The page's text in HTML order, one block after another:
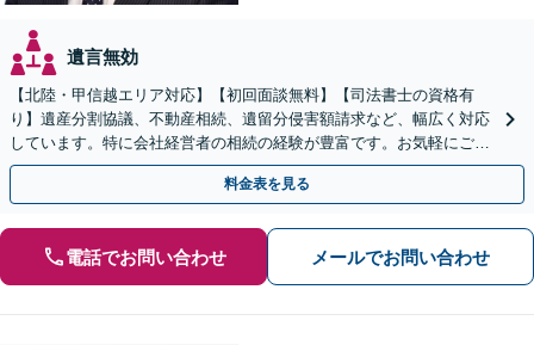
遺言無効
【北陸・甲信越エリア対応】【初回面談無料】【司法書士の資格有
り】遺産分割協議、不動産相続、遺留分侵害額請求など、幅広く対応
しています。特に会社経営者の相続の経験が豊富です。お気軽にご相
談ください。【休日・夜間面談可】【オンライン面談可】
料金表を見る
電話でお問い合わせ メールでお問い合わせ